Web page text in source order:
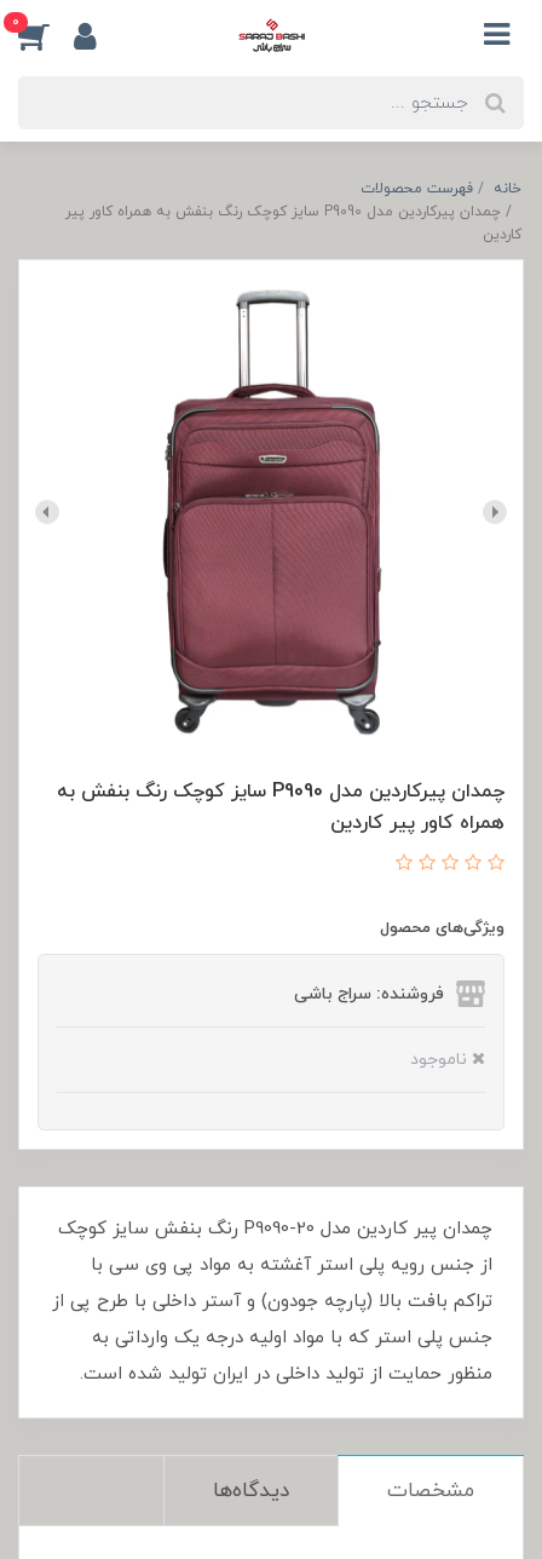
0
خانه
فهرست محصولات
چمدان پیرکاردین مدل P9090 سایز کوچک رنگ بنفش به همراه کاور پیر
کاردین
چمدان پیرکاردین مدل P9090 سایز کوچک رنگ بنفش به
همراه کاور پیر کاردین
ویژگی‌های محصول
فروشنده: سراج باشی
ناموجود
چمدان پیر کاردین مدل P9090-20 رنگ بنفش سایز کوچک
از جنس رویه پلی استر آغشته به مواد پی وی سی با
تراکم بافت بالا (پارچه جودون) و آستر داخلی با طرح پی از
جنس پلی استر که با مواد اولیه درجه یک وارداتی به
منظور حمایت از تولید داخلی در ایران تولید شده است.
مشخصات دیدگاه‌ها